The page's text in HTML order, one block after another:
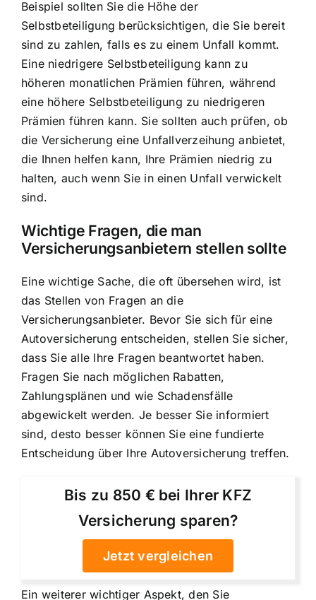
Beispiel sollten Sie die Höhe der
Selbstbeteiligung berücksichtigen, die Sie bereit
sind zu zahlen, falls es zu einem Unfall kommt.
Eine niedrigere Selbstbeteiligung kann zu
höheren monatlichen Prämien führen, während
eine höhere Selbstbeteiligung zu niedrigeren
Prämien führen kann. Sie sollten auch prüfen, ob
die Versicherung eine Unfallverzeihung anbietet,
die Ihnen helfen kann, Ihre Prämien niedrig zu
halten, auch wenn Sie in einen Unfall verwickelt
sind.
Wichtige Fragen, die man
Versicherungsanbietern stellen sollte
Eine wichtige Sache, die oft übersehen wird, ist
das Stellen von Fragen an die
Versicherungsanbieter. Bevor Sie sich für eine
Autoversicherung entscheiden, stellen Sie sicher,
dass Sie alle Ihre Fragen beantwortet haben.
Fragen Sie nach möglichen Rabatten,
Zahlungsplänen und wie Schadensfälle
abgewickelt werden. Je besser Sie informiert
sind, desto besser können Sie eine fundierte
Entscheidung über Ihre Autoversicherung treffen.
Bis zu 850 € bei Ihrer KFZ
Versicherung sparen?
Jetzt vergleichen
Ein weiterer wichtiger Aspekt, den Sie